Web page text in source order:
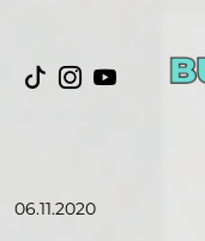
06.11.2020